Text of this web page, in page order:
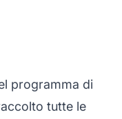
programma di
tutte le